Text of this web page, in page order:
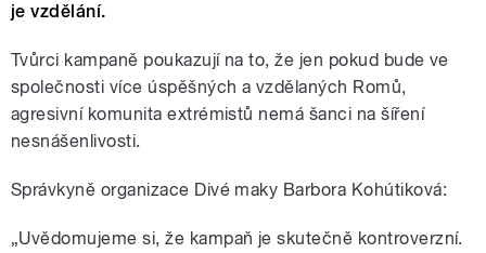
je vzdělání.
Tvůrci kampaně poukazují na to, že jen pokud bude ve
společnosti více úspěšných a vzdělaných Romů,
agresivní komunita extrémistů nemá šanci na šíření
nesnášenlivosti.
Správkyně organizace Divé maky Barbora Kohútiková:
„Uvědomujeme si, že kampaň je skutečně kontroverzní.